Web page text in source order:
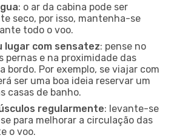
: o ar da cabina pode ser
seco, por isso, mantenha-se
todo o voo.
lugar com sensatez: pense no
pernas e na proximidade das
bordo. Por exemplo, se viajar com
ser uma boa ideia reservar um
casas de banho.
regularmente: levante-se
para melhorar a circulação das
o voo.